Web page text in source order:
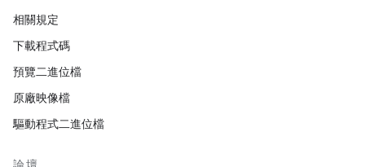
相關規定
下載程式碼
預覽二進位檔
原廠映像檔
驅動程式二進位檔